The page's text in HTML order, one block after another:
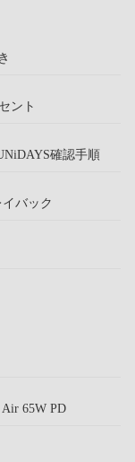
ント
確認手順
バック
65W PD